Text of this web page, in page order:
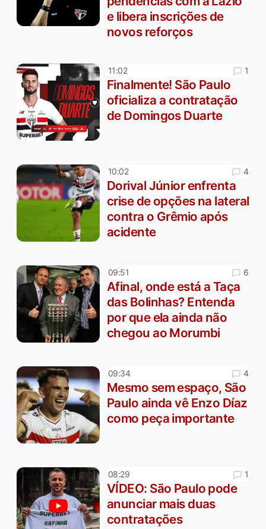
e libera inscrições de
novos reforços
11:02 1
Finalmente! São Paulo
oficializa a contratação
de Domingos Duarte
10:02 4
Dorival Júnior enfrenta
crise de opções na lateral
contra o Grêmio após
acidente
09:51 6
Afinal, onde está a Taça
das Bolinhas? Entenda
por que ela ainda não
chegou ao Morumbi
09:34 4
Mesmo sem espaço, São
Paulo ainda vê Enzo Díaz
como peça importante
08:29 1
VÍDEO: São Paulo pode
anunciar mais duas
contratações